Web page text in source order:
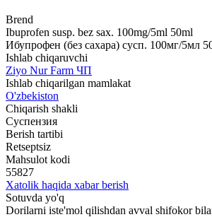
Brend
Ibuprofen susp. bez sax. 100mg/5ml 50ml
Ибупрофен (без сахара) сусп. 100мг/5мл
Ishlab chiqaruvchi
Ziyo Nur Farm ЧП
Ishlab chiqarilgan mamlakat
O'zbekiston
Chiqarish shakli
Суспензия
Berish tartibi
Retseptsiz
Mahsulot kodi
55827
Xatolik haqida xabar berish
Sotuvda yo'q
Dorilarni iste'mol qilishdan avval shifokor